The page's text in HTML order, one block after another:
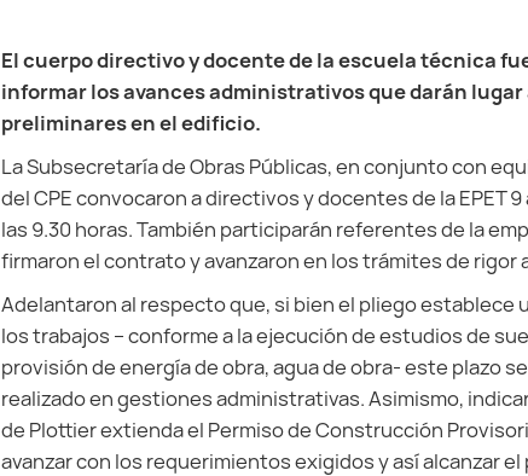
El cuerpo directivo y docente de la escuela técnica
informar los avances administrativos que darán
preliminares en el edificio.
La Subsecretaría de Obras Públicas, en conjunto con
del CPE convocaron a directivos y docentes de la EPET
las 9.30 horas. También participarán referentes de la
firmaron el contrato y avanzaron en los trámites de rigor
Adelantaron al respecto que, si bien el pliego establece
los trabajos – conforme a la ejecución de estudios de
provisión de energía de obra, agua de obra- este plazo
realizado en gestiones administrativas. Asimismo,
de Plottier extienda el Permiso de Construcción
avanzar con los requerimientos exigidos y así alcanzar